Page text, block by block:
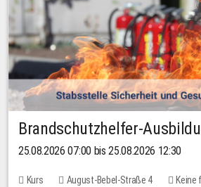
Brandschutzhelfer-
25.08.2026 07:00 bis 25.08.2026 12:30
Kurs August-Bebel-Straße 4 Keine